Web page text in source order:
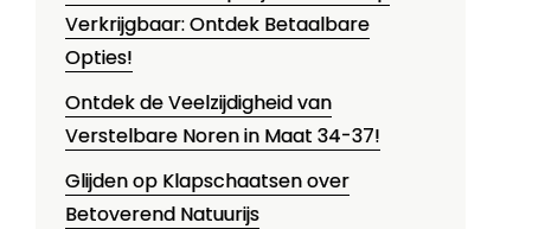
Verkrijgbaar: Ontdek Betaalbare
Opties!
Ontdek de Veelzijdigheid van
Verstelbare Noren in Maat 34-37!
Glijden op Klapschaatsen over
Betoverend Natuurijs